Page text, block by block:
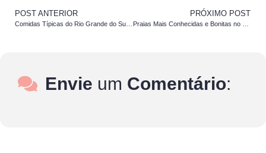
POST ANTERIOR PRÓXIMO POST
Envie um Comentário: